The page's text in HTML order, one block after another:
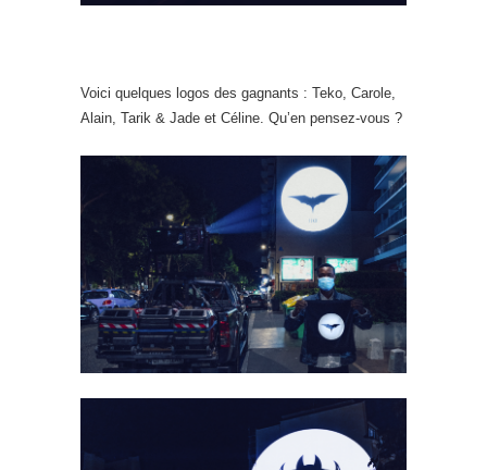
Voici quelques logos des gagnants : Teko, Carole,
Alain, Tarik & Jade et Céline. Qu’en pensez-vous ?